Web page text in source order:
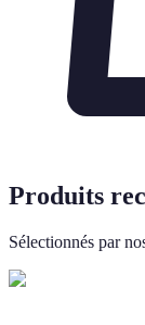
Produits
Sélectionnés par